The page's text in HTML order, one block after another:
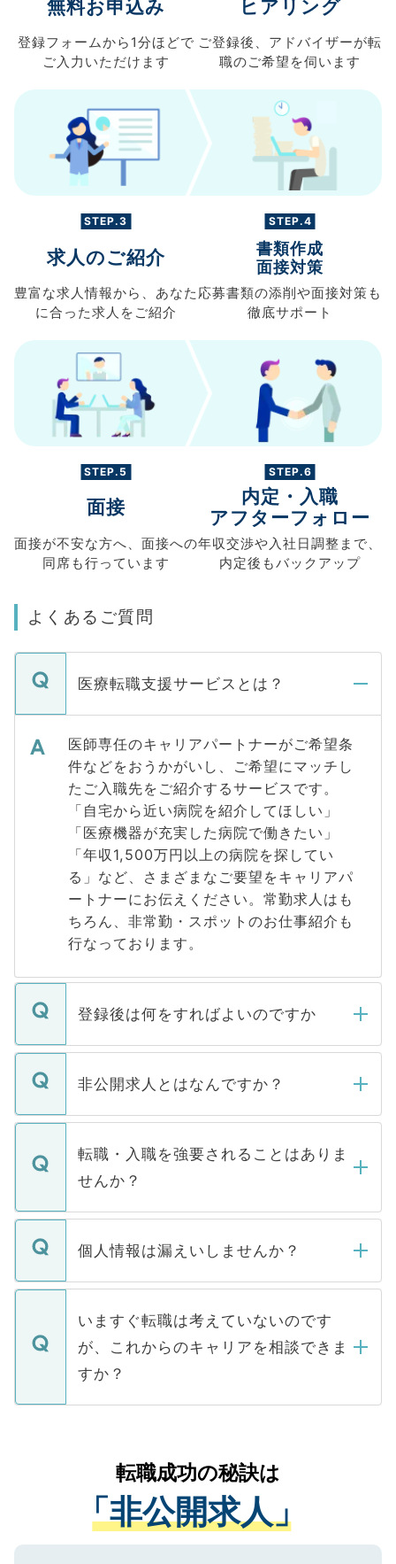
無料お申込み
登録フォームから 1分ほどで
ご入力 いただけます
ヒアリング
ご登録後、 アドバイザーが転
職のご希望を伺います
STEP.3
求人のご紹介
豊富な求人情報から、 あなた
に合った求人を ご紹介
STEP.4
書類作成
面接対策
応募書類の添削や面接対策も
徹底サポート
STEP.5
面接
面接が不安な方へ、 面接への
同席も行っています
STEP.6
内定・入職
アフターフォロー
年収交渉や 入社日調整まで、
内定後もバックアップ
よくあるご質問
医療転職支援サービスとは？
医師専任のキャリアパートナーがご希望条
件などをおうかがいし、ご希望にマッチし
たご入職先をご紹介するサービスです。
「自宅から近い病院を紹介してほしい」
「医療機器が充実した病院で働きたい」
「年収1,500万円以上の病院を探してい
る」など、さまざまなご要望をキャリアパ
ートナーにお伝えください。常勤求人はも
ちろん、非常勤・スポットのお仕事紹介も
行なっております。
登録後は何をすればよいのですか
ご登録いただきましたら、弊社担当者がご
登録内容を確認し、その後メールもしくは
ます。通常、5営業日以内にはご連絡をせて
いただきますので、しばらくお待ちくださ
い。
非公開求人とはなんですか？
マイナビDOCTORで取り扱っている求人の
うち約3割は、Webサイトからご覧いただ
けない「非公開求人」です。非公開求人は
下記の理由によって、一般には公開してい
ません。
■応募殺到を避けるため 人気のある医療機
関を公にしてしまうと、応募が殺到する場
に、医療機関が求める条件に合った人材の
みを人材紹介会社に依頼するケースが増え
ています。
転職・入職を強要されることはありま
せんか？
転職・入職を強要することは一切ありませ
ん。また、仮に応募先から内定をいただい
定を承諾する必要はありません。内定先へ
の辞退の連絡はキャリアパートナーが行い
ますので、ご安心ください。
個人情報は漏えいしませんか？
個人情報が漏えいすることはありませんの
で、ご安心ください。当サイトからの登録
などで収集したご登録者様の個人情報は、
ご本人のキャリアアップおよび転職活動の
支援を目的に使用いたします。お預かりし
ているすべての個人データはご本人の許可
は、個人情報の取り扱いについての厳密な
管理基準を満たした事業者のみに付与され
る、プライバシーマークを取得済みです。
ご登録いただいた個人情報は、SSL（デー
いますぐ転職は考えていないのです
が、これからのキャリアを相談できま
すか？
かがいして、現在の医療機関の状況や紹介
経験をまじえながら、適切なアドバイスを
させていただきます。すぐにご転職をされ
ない方には、長期的なサポートが可能です
ので、まずはご登録ください。
転職成功の秘訣は
「非公開求人」